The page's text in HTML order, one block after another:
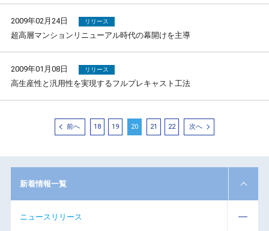
2009年02月24日 リリース
超高層マンションリニューアル時代の幕開けを主導
2009年01月08日 リリース
高生産性と汎用性を実現するフルプレキャスト工法
前へ 18 19 20 21 22 次へ
新着情報一覧
ニュースリリース